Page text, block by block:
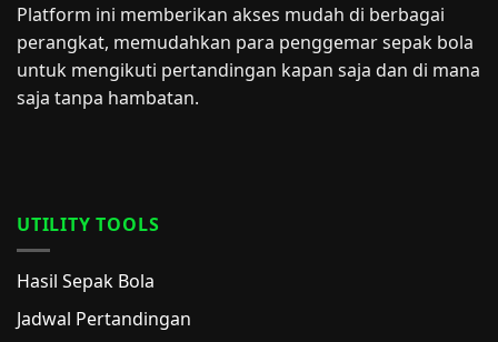
Platform ini memberikan akses mudah di berbagai
perangkat, memudahkan para penggemar sepak bola
untuk mengikuti pertandingan kapan saja dan di mana
saja tanpa hambatan.
UTILITY TOOLS
Hasil Sepak Bola
Jadwal Pertandingan